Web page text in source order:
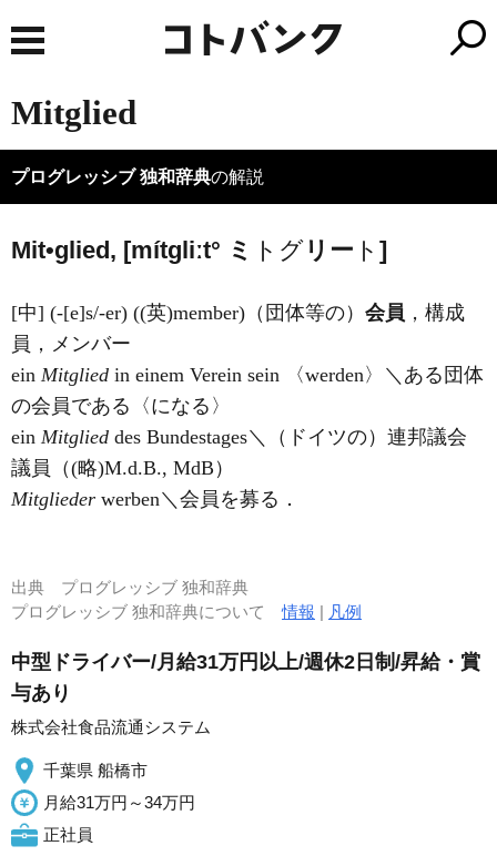
Mitglied
プログレッシブ 独和辞典の解説
Mit•glied, [mítɡliːt° ミ トグ リー ト ]
[中] (-[e]s/-er) ((英)member)（団体等の） 会員 ，構成
員，メンバー
ein Mitglied in einem Verein sein 〈werden〉＼ある団体
の会員である〈になる〉
ein Mitglied des Bundestages＼（ドイツの）連邦議会
議員（(略)M.d.B., MdB）
Mitglieder werben＼会員を募る．
出典 プログレッシブ 独和辞典
プログレッシブ 独和辞典について情報 | 凡例
中型ドライバー/月給31万円以上/週休2日制/昇給・賞
与あり
株式会社食品流通システム
千葉県 船橋市
月給31万円～34万円
正社員